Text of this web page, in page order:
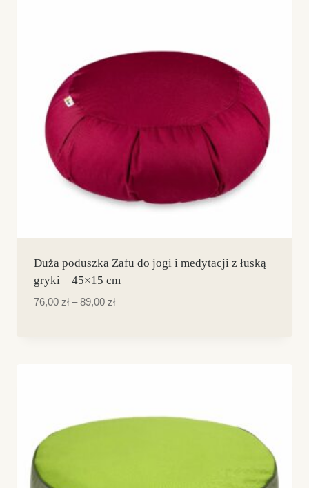
Duża poduszka Zafu do jogi i medytacji z łuską
gryki – 45×15 cm
76,00 zł – 89,00 złZakres
Dostępne kolory